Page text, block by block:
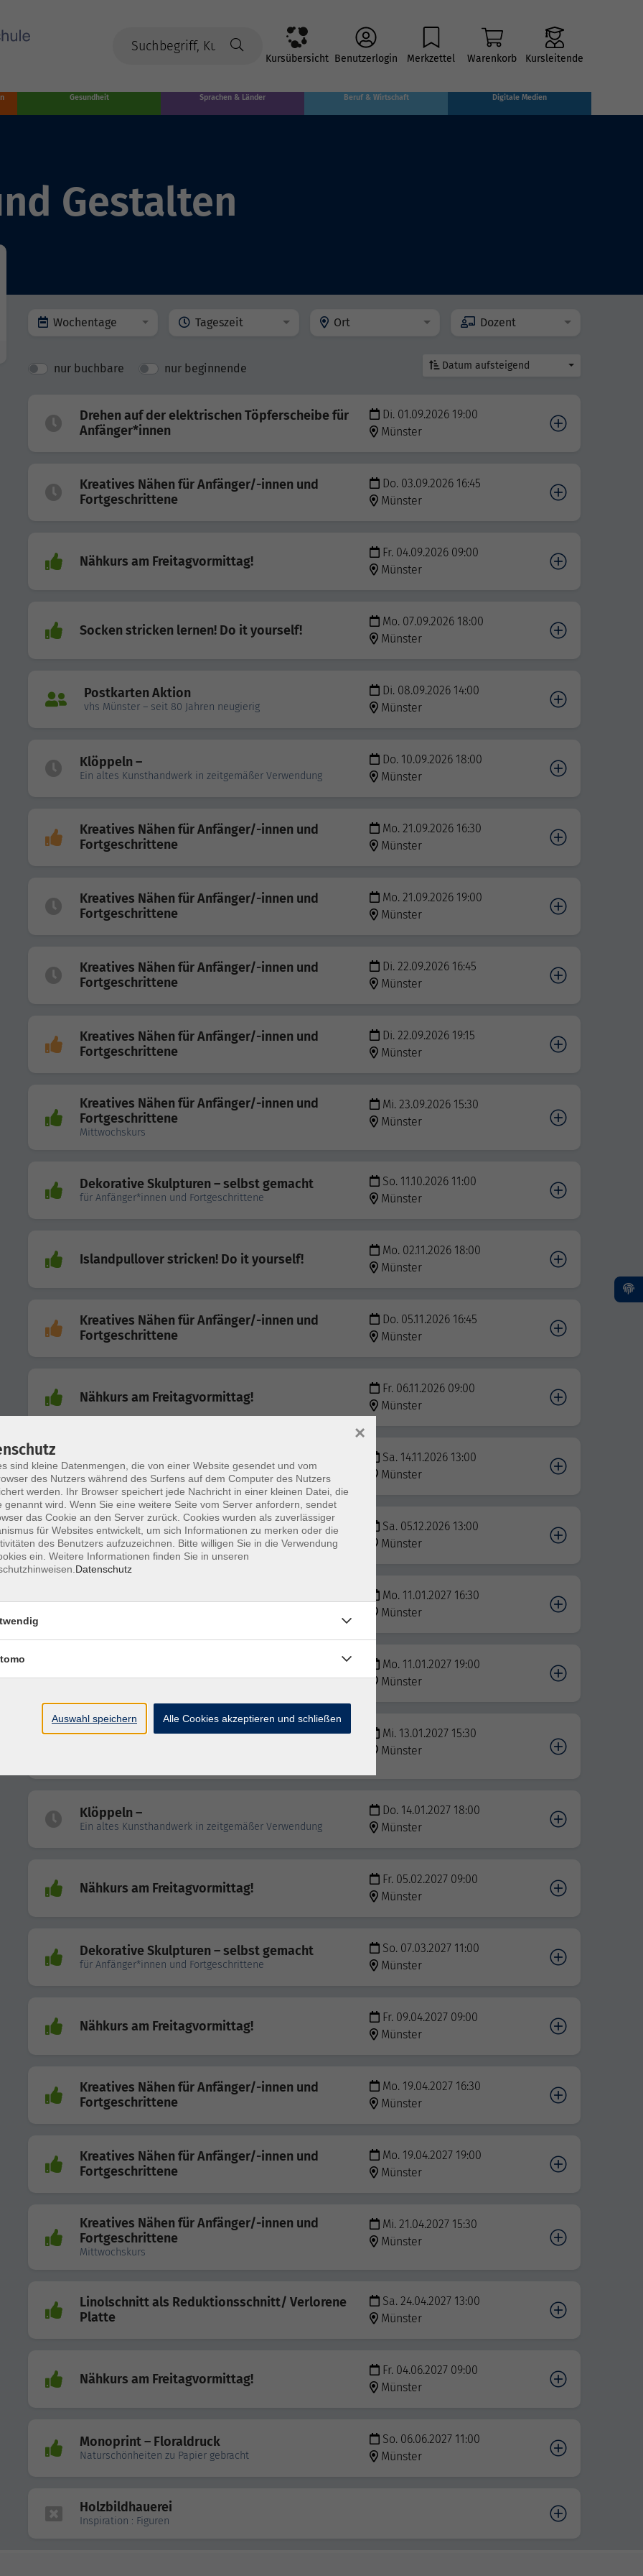
Kursübersicht Benutzerlogin Merkzettel Warenkorb Kursleitende
Gesundheit Sprachen & Länder Beruf & Wirtschaft Digitale Medien
Gestalten
Wochentage Tageszeit Ort Dozent
nur buchbare nur beginnende Datum aufsteigend
Drehen auf der elektrischen Töpferscheibe für
Anfänger*innen
Di. 01.09.2026 19:00
Münster
Kreatives Nähen für Anfänger/-innen und
Fortgeschrittene
Do. 03.09.2026 16:45
Münster
Nähkurs am Freitagvormittag!
Fr. 04.09.2026 09:00
Münster
Socken stricken lernen! Do it yourself!
Mo. 07.09.2026 18:00
Münster
Postkarten Aktion
vhs Münster – seit 80 Jahren neugierig
Di. 08.09.2026 14:00
Münster
Klöppeln –
Ein altes Kunsthandwerk in zeitgemäßer Verwendung
Do. 10.09.2026 18:00
Münster
Kreatives Nähen für Anfänger/-innen und
Fortgeschrittene
Mo. 21.09.2026 16:30
Münster
Kreatives Nähen für Anfänger/-innen und
Fortgeschrittene
Mo. 21.09.2026 19:00
Münster
Kreatives Nähen für Anfänger/-innen und
Fortgeschrittene
Di. 22.09.2026 16:45
Münster
Kreatives Nähen für Anfänger/-innen und
Fortgeschrittene
Di. 22.09.2026 19:15
Münster
Kreatives Nähen für Anfänger/-innen und
Fortgeschrittene
Mittwochskurs
Mi. 23.09.2026 15:30
Münster
Dekorative Skulpturen – selbst gemacht
für Anfänger*innen und Fortgeschrittene
So. 11.10.2026 11:00
Münster
Islandpullover stricken! Do it yourself!
Mo. 02.11.2026 18:00
Münster
Kreatives Nähen für Anfänger/-innen und
Fortgeschrittene
Do. 05.11.2026 16:45
Münster
Nähkurs am Freitagvormittag!
Fr. 06.11.2026 09:00
Münster
Linolschnitt nach (eigenen)
Tuschezeichnungen/-malerei
Sa. 14.11.2026 13:00
Münster
Linolschnitt Weihnachtskarten
Sa. 05.12.2026 13:00
Münster
Mo. 11.01.2027 16:30
Münster
Fortgeschrittene
Mo. 11.01.2027 19:00
Münster
Kreatives Nähen für Anfänger/-innen und
Mi. 13.01.2027 15:30
Münster
Klöppeln –
Ein altes Kunsthandwerk in zeitgemäßer Verwendung
Do. 14.01.2027 18:00
Münster
Nähkurs am Freitagvormittag!
Fr. 05.02.2027 09:00
Münster
Dekorative Skulpturen – selbst gemacht
für Anfänger*innen und Fortgeschrittene
So. 07.03.2027 11:00
Münster
Nähkurs am Freitagvormittag!
Fr. 09.04.2027 09:00
Münster
Kreatives Nähen für Anfänger/-innen und
Fortgeschrittene
Mo. 19.04.2027 16:30
Münster
Kreatives Nähen für Anfänger/-innen und
Fortgeschrittene
Mo. 19.04.2027 19:00
Münster
Kreatives Nähen für Anfänger/-innen und
Fortgeschrittene
Mittwochskurs
Mi. 21.04.2027 15:30
Münster
Linolschnitt als Reduktionsschnitt/ Verlorene
Platte
Sa. 24.04.2027 13:00
Münster
Nähkurs am Freitagvormittag!
Fr. 04.06.2027 09:00
Münster
Monoprint – Floraldruck
Naturschönheiten zu Papier gebracht
So. 06.06.2027 11:00
Münster
Holzbildhauerei
Inspiration : Figuren
sind kleine Datenmengen, die von einer Website gesendet und vom
des Nutzers während des Surfens auf dem Computer des Nutzers
werden. Ihr Browser speichert jede Nachricht in einer kleinen Datei, die
genannt wird. Wenn Sie eine weitere Seite vom Server anfordern, sendet
das Cookie an den Server zurück. Cookies wurden als zuverlässiger
für Websites entwickelt, um sich Informationen zu merken oder die
des Benutzers aufzuzeichnen. Bitte willigen Sie in die Verwendung
ein. Weitere Informationen finden Sie in unseren
Datenschutz
×
Auswahl speichern Alle Cookies akzeptieren und schließen